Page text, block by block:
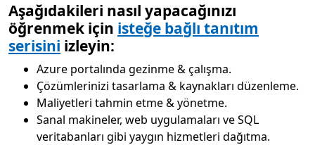
Aşağıdakileri nasıl yapacağınızı
öğrenmek için isteğe bağlı tanıtım
serisini izleyin:
Azure portalında gezinme & çalışma.
Çözümlerinizi tasarlama & kaynakları düzenleme.
Maliyetleri tahmin etme & yönetme.
Sanal makineler, web uygulamaları ve SQL
veritabanları gibi yaygın hizmetleri dağıtma.